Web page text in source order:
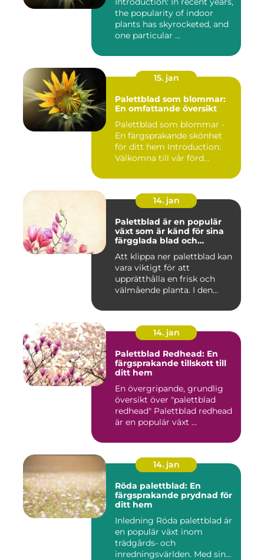
the popularity of indoor
plants has skyrocketed, and
one particular ...
15. jan
Palettblad som blommar:
En omfattande översikt
Palettblad som blommar -
En färgsprakande skönhet
för ditt hem Introduction:
Välkomna till vår förd...
14. jan
Palettblad är en populär
växt som är känd för sina
färgglada blad och
prydnadsväxt både
inomhus och utomhus
Att klippa ner palettblad kan
vara viktigt för att
upprätthålla en frisk och
välmående planta. I den...
14. jan
Palettblad Redhead: En
färgsprakande tillskott till
ditt hem
En övergripande, grundlig
översikt över "palettblad
redhead" Palettblad redhead
är en populär växt ...
14. jan
Röda palettblad: En
färgsprakande prydnad för
ditt hem
Inledning Röda palettblad är
en populär växt inom
trädgårds- och
inredningsvärlden. Med sina